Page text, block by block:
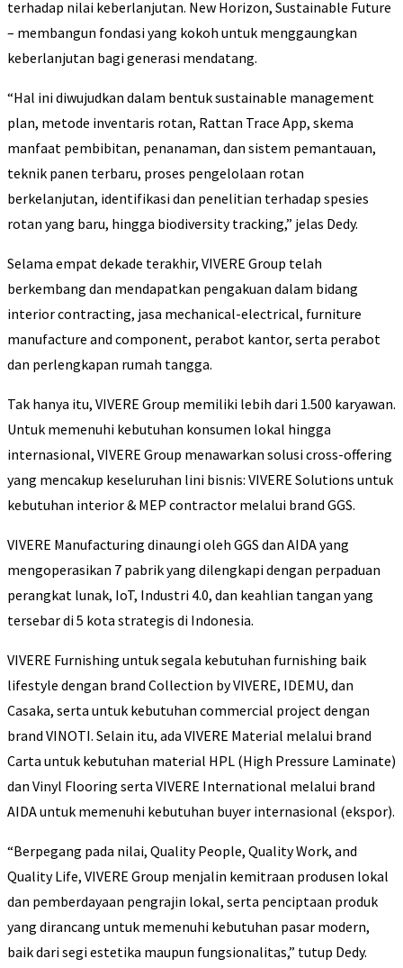
terhadap nilai keberlanjutan. New Horizon, Sustainable Future
– membangun fondasi yang kokoh untuk menggaungkan
keberlanjutan bagi generasi mendatang.
“Hal ini diwujudkan dalam bentuk sustainable management
plan, metode inventaris rotan, Rattan Trace App, skema
manfaat pembibitan, penanaman, dan sistem pemantauan,
teknik panen terbaru, proses pengelolaan rotan
berkelanjutan, identifikasi dan penelitian terhadap spesies
rotan yang baru, hingga biodiversity tracking,” jelas Dedy.
Selama empat dekade terakhir, VIVERE Group telah
berkembang dan mendapatkan pengakuan dalam bidang
interior contracting, jasa mechanical-electrical, furniture
manufacture and component, perabot kantor, serta perabot
dan perlengkapan rumah tangga.
Tak hanya itu, VIVERE Group memiliki lebih dari 1.500 karyawan.
Untuk memenuhi kebutuhan konsumen lokal hingga
internasional, VIVERE Group menawarkan solusi cross-offering
yang mencakup keseluruhan lini bisnis: VIVERE Solutions untuk
kebutuhan interior & MEP contractor melalui brand GGS.
VIVERE Manufacturing dinaungi oleh GGS dan AIDA yang
mengoperasikan 7 pabrik yang dilengkapi dengan perpaduan
perangkat lunak, IoT, Industri 4.0, dan keahlian tangan yang
tersebar di 5 kota strategis di Indonesia.
VIVERE Furnishing untuk segala kebutuhan furnishing baik
lifestyle dengan brand Collection by VIVERE, IDEMU, dan
Casaka, serta untuk kebutuhan commercial project dengan
brand VINOTI. Selain itu, ada VIVERE Material melalui brand
Carta untuk kebutuhan material HPL (High Pressure Laminate)
dan Vinyl Flooring serta VIVERE International melalui brand
AIDA untuk memenuhi kebutuhan buyer internasional (ekspor).
“Berpegang pada nilai, Quality People, Quality Work, and
Quality Life, VIVERE Group menjalin kemitraan produsen lokal
dan pemberdayaan pengrajin lokal, serta penciptaan produk
yang dirancang untuk memenuhi kebutuhan pasar modern,
baik dari segi estetika maupun fungsionalitas,” tutup Dedy.